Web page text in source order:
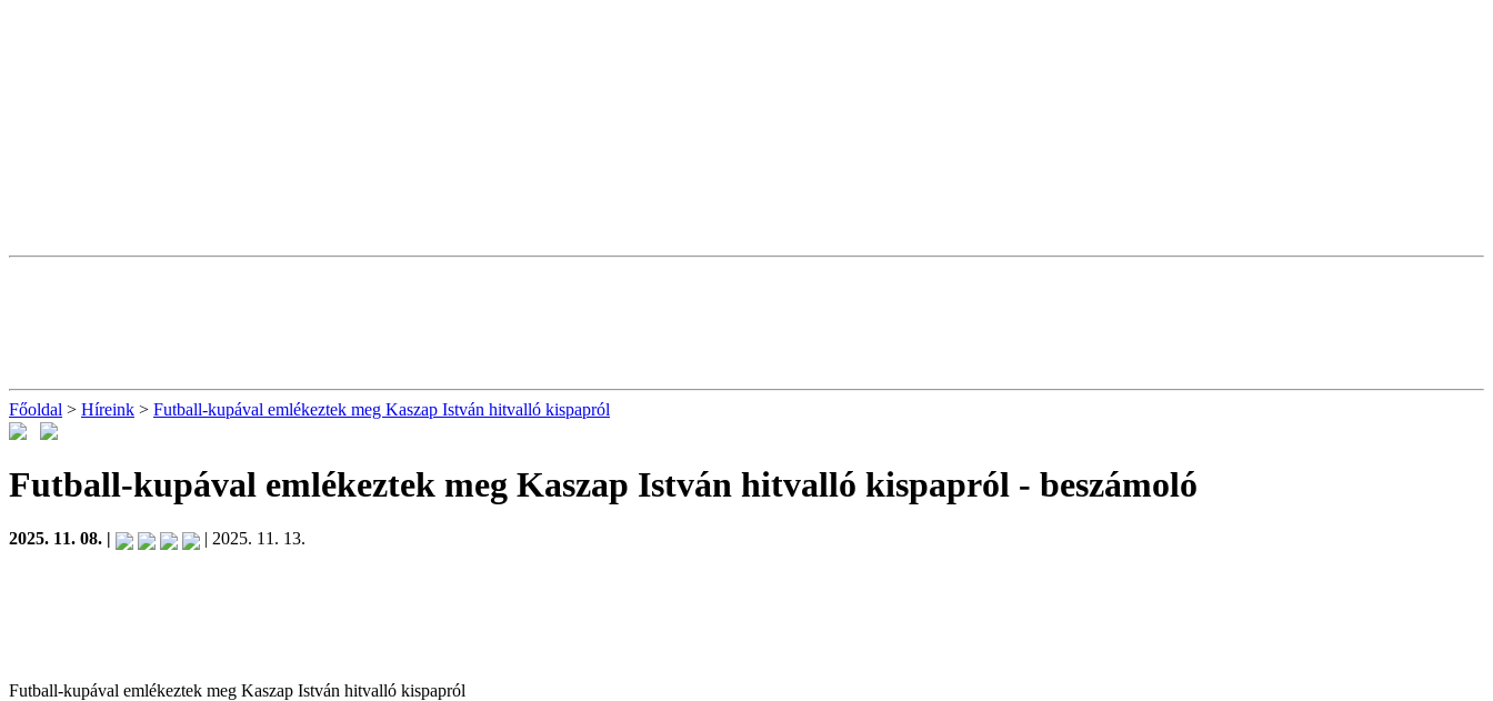
Főoldal > Híreink > Futball-kupával emlékeztek meg Kaszap István hitvalló kispapról
Futball-kupával emlékeztek meg Kaszap István hitvalló kispapról - beszámoló
2025. 11. 08. | | 2025. 11. 13.
Futball-kupával emlékeztek meg Kaszap István hitvalló kispapról